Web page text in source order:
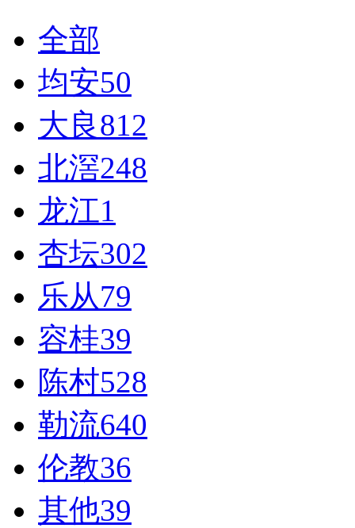
全部
均安50
大良812
北滘248
龙江1
杏坛302
乐从79
容桂39
陈村528
勒流640
伦教36
其他39